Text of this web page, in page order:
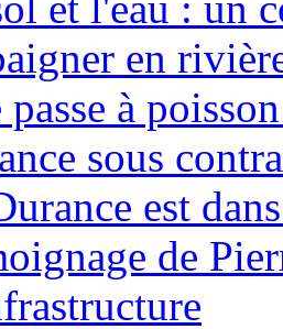
en
passe à
sous
est
de